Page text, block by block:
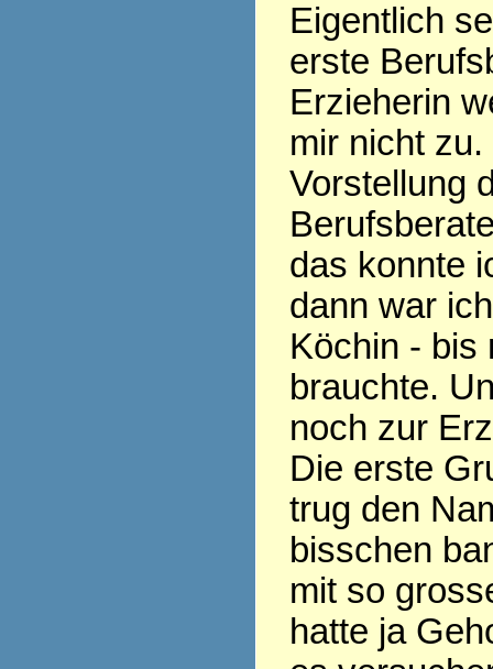
Eigentlich
erste
Erzieherin
mir nicht
Vorstellung
das konnte
dann war
Köchin - bis
brauchte.
noch zur
Die erste
trug den
bisschen
mit so
hatte ja